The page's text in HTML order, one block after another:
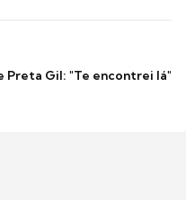
Preta Gil: "Te encontrei lá"